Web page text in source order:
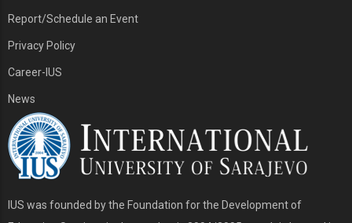
Report/Schedule an Event
Privacy Policy
Career-IUS
News
IUS was founded by the Foundation for the Development of